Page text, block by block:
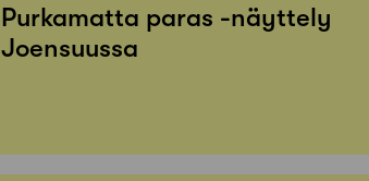
Purkamatta paras -näyttely
Joensuussa